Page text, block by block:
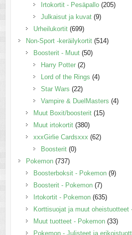
Irtokortit - Pesäpallo (205)
Julkaisut ja kuvat (9)
Urheilukortit (699)
Non-Sport -keräilykortit (514)
Boosterit - Muut (50)
Harry Potter (2)
Lord of the Rings (4)
Star Wars (22)
Vampire & DuelMasters (4)
Muut Boxit/boosterit (15)
Muut irtokortit (380)
xxxGirlie Cardsxxx (62)
Boosterit (0)
Pokemon (737)
Boosterboksit - Pokemon (9)
Boosterit - Pokemon (7)
Irtokortit - Pokemon (635)
Korttisuojat ja muut oheistuotteet
Muut tuotteet - Pokemon (33)
Pokemon - Julisteet ja